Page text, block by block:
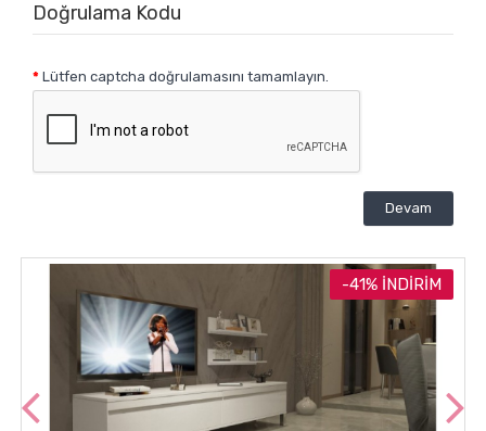
Doğrulama Kodu
Lütfen captcha doğrulamasını tamamlayın.
Devam
-41% İNDIRIM